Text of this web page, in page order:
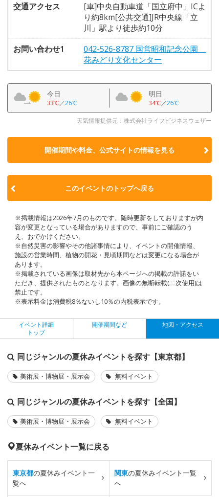
交通アクセス
[車]中央自動車道「国立府中」ICよ
り約8km[公共交通]JR中央線「立
川」駅より徒歩約10分
お問い合わせ1
042-526-8787 国営昭和記念公園
花みどり文化センター
今日
33℃／26℃
明日
34℃／26℃
天気情報提供元：株式会社ライフビジネスウェザー
開催期間や料金、公式サイトの情報を見る
このイベントのトップへ戻る
※掲載情報は2026年7月のものです。随時更新をしておりますが内
容が変更となっている場合がありますので、事前にご確認のう
え、おでかけください。
※自然災害の影響やその他諸事情により、イベントの開催情報、
施設の営業時間、植物の開花・見頃期間などは変更になる場合が
あります。
※掲載されている画像は取材先から本ページへの掲載の許諾をい
ただき、提供されたものとなります。画像の無断転載(二次使用)は
禁止です。
※表示料金は消費税8％ないし10％の内税表示です。
イベント詳細
トップ
開催期間など 地図・アクセス
同じジャンルの夏休みイベントを探す【東京都】
美術展・博物展・展示会 無料イベント
同じジャンルの夏休みイベントを探す【全国】
美術展・博物展・展示会 無料イベント
夏休みイベント一覧に戻る
東京都の夏休みイベント一
覧へ
関東の夏休みイベント一覧
へ